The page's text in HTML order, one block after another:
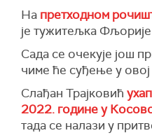
На претходном
је тужитељка
Сада се очекује још
чиме ће суђење у
Слађан Трајковић
2022. године у
тада се налази у